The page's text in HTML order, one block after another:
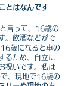
とはなんです
言って、16歳の
。飲酒などがで
歳になると車の
るため、自立に
祝いです。私は
、現地で16歳の